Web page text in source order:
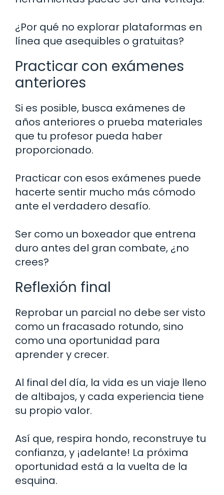
¿Por qué no explorar plataformas en
línea que asequibles o gratuitas?
Practicar con exámenes
anteriores
Si es posible, busca exámenes de
años anteriores o prueba materiales
que tu profesor pueda haber
proporcionado.
Practicar con esos exámenes puede
hacerte sentir mucho más cómodo
ante el verdadero desafío.
Ser como un boxeador que entrena
duro antes del gran combate, ¿no
crees?
Reflexión final
Reprobar un parcial no debe ser visto
como un fracasado rotundo, sino
como una oportunidad para
aprender y crecer.
Al final del día, la vida es un viaje lleno
de altibajos, y cada experiencia tiene
su propio valor.
Así que, respira hondo, reconstruye tu
confianza, y ¡adelante! La próxima
oportunidad está a la vuelta de la
esquina.